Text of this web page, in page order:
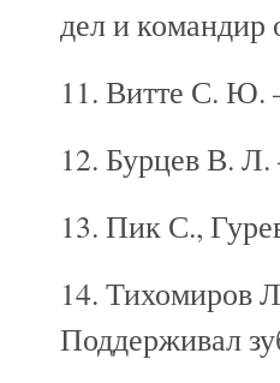
дел и командир
11. Витте С. Ю.
12. Бурцев В.
13. Пик С.,
14. Тихомиров
Поддерживал